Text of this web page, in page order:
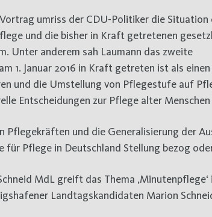
umriss der CDU-Politiker die Situation
und die bisher in Kraft getretenen
Unter anderem sah Laumann das zweite
1. Januar 2016 in Kraft getreten ist als
und die Umstellung von Pflegestufe auf
Entscheidungen zur Pflege alter
Pflegekräften und die Generalisierung der
für Pflege in Deutschland Stellung bezog
MdL greift das Thema
Landtagskandidaten Marion